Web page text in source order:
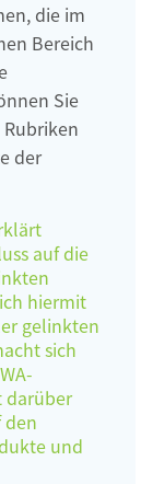
die im
Bereich
Sie
der
auf die
hiermit
gelinkten
sich
darüber
den
und